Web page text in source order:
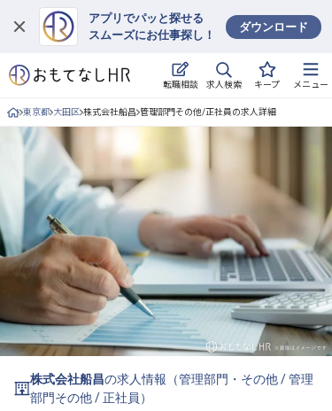
アプリでパッと探せる
スムーズにお仕事探し！
ダウンロード
転職相談 求人検索 キープ メニュー
ログイン
求人・施設を探す
キープした求人
就職・転職 合同説明会
おもてなしHRについて
ご利用の流れ
よくある質問
ホテル・宿泊業界情報コラム
東京都 大田区 株式会社船昌 管理部門その他/正社員の求人詳細
株式会社船昌の求人情報（管理部門・その他/管理
部門その他/正社員 ）